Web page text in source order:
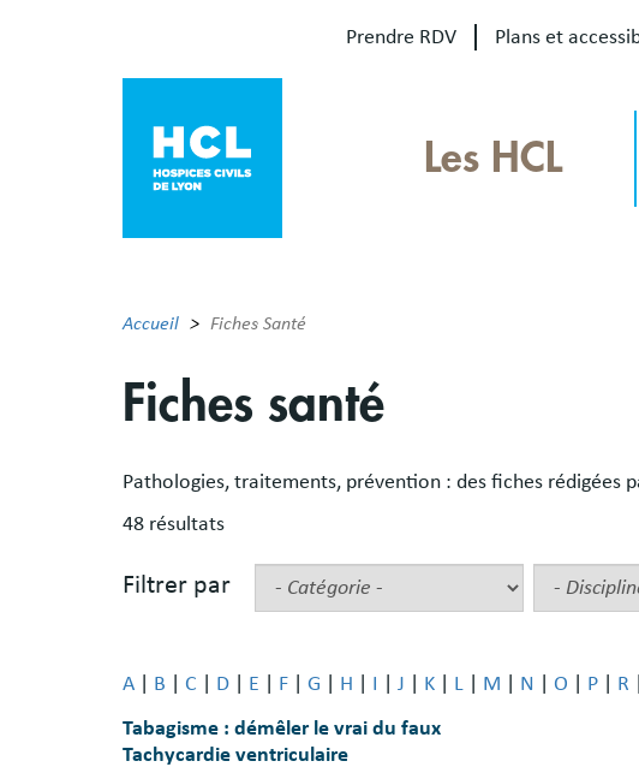
Prendre RDV Plans et
Les HCL
Accueil Fiches Santé
Fiches santé
Pathologies, traitements, prévention : des fiches rédigées
48 résultats
Filtrer par
A B C D E F G H I J K L M N O P R
Tabagisme : démêler le vrai du faux
Tachycardie ventriculaire